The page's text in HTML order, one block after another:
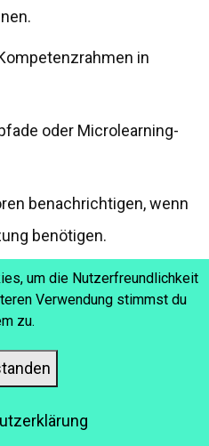
in
oder Microlearning-
benachrichtigen, wenn
benötigen.
digitale Co-Piloten für L&D
Menschen möglicherweise
kleine Probleme zu großen
um die Nutzerfreundlichkeit
Verwendung stimmst du
zu.